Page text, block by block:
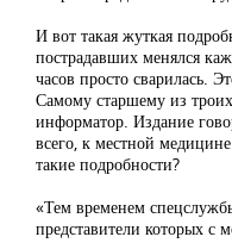
И вот такая жуткая
пострадавших менялся
часов просто сварилась.
Самому старшему из
информатор. Издание
всего, к местной
такие подробности?
«Тем временем
представители которых с